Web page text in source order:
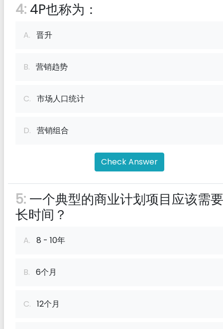
4: 4P也称为：
A. 晋升
B. 营销趋势
C. 市场人口统计
D. 营销组合
Check Answer
5: 一个典型的商业计划项目应该需
长时间？
A. 8 - 10年
B. 6个月
C. 12个月